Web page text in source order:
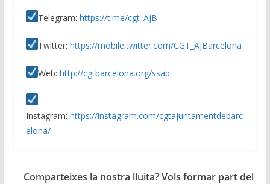
Telegram: https://t.me/cgt_AjB
Twitter: https://mobile.twitter.com/CGT_AjBarcelona
Web: http://cgtbarcelona.org/ssab
Instagram: https://instagram.com/cgtajuntamentdebarc
elona/
Comparteixes la nostra lluita? Vols formar part del